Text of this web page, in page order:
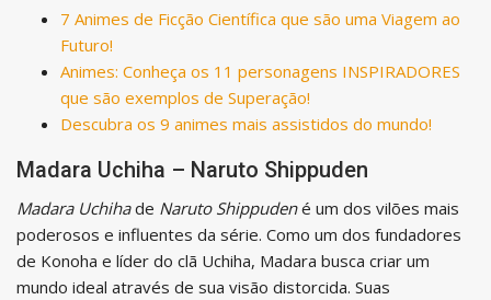
7 Animes de Ficção Científica que são uma Viagem ao
Futuro!
Animes: Conheça os 11 personagens INSPIRADORES
que são exemplos de Superação!
Descubra os 9 animes mais assistidos do mundo!
Madara Uchiha – Naruto Shippuden
Madara Uchihade Naruto Shippudené um dos vilões mais
poderosos e influentes da série. Como um dos fundadores
de Konoha e líder do clã Uchiha, Madara busca criar um
mundo ideal através de sua visão distorcida. Suas